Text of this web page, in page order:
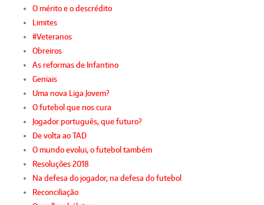
O mérito e o descrédito
Limites
#Veteranos
Obreiros
As reformas de Infantino
Geniais
Uma nova Liga Jovem?
O futebol que nos cura
Jogador português, que futuro?
De volta ao TAD
O mundo evolui, o futebol também
Resoluções 2018
Na defesa do jogador, na defesa do futebol
Reconciliação